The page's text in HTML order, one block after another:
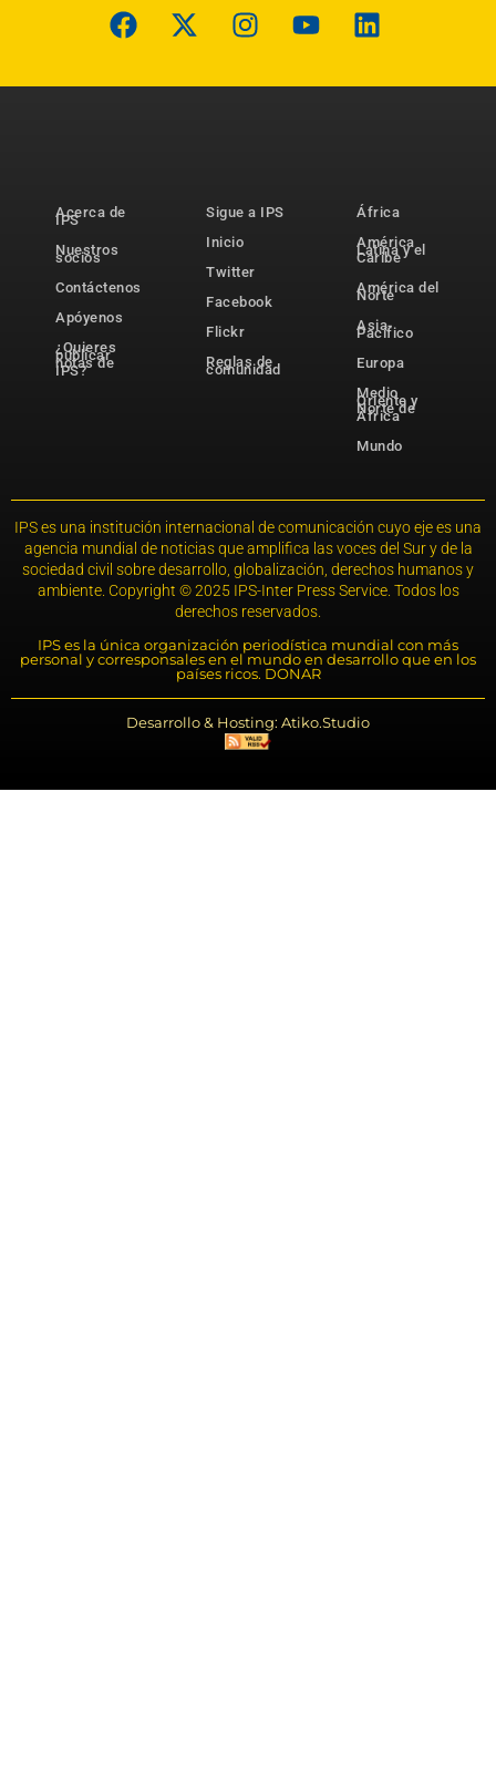
Acerca de
IPS
Nuestros
socios
Contáctenos
Apóyenos
¿Quieres
publicar
notas de
IPS?
Sigue a IPS
Inicio
Twitter
Facebook
Flickr
Reglas de
comunidad
África
América
Latina y el
Caribe
América del
Norte
Asia-
Pacífico
Europa
Medio
Oriente y
Norte de
África
Mundo
IPS es una institución internacional de comunicación cuyo eje es una
agencia mundial de noticias que amplifica las voces del Sur y de la
sociedad civil sobre desarrollo, globalización, derechos humanos y
ambiente. Copyright © 2025 IPS-Inter Press Service. Todos los
derechos reservados.
IPS es la única organización periodística mundial con más
personal y corresponsales en el mundo en desarrollo que en los
países ricos. DONAR
Desarrollo & Hosting: Atiko.Studio